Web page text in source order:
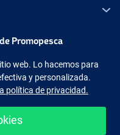
Instagram
Promopesca
web. Lo hacemos para
y personalizada.
política de privacidad.